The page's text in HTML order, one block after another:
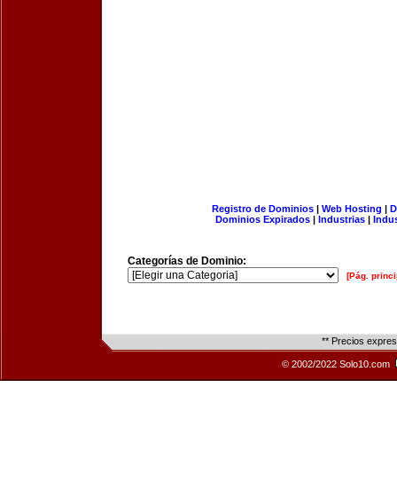
Registro de Dominios| Web Hosting |
Dominios Expirados | Industrias |
Categorías de Dominio:
[Pág.
** Precios
© 2002/2022 Solo10.com